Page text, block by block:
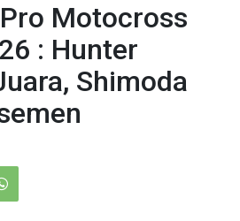
Motocross
: Hunter
Shimoda